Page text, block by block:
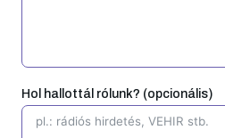
Hol hallottál rólunk? (opcionális)